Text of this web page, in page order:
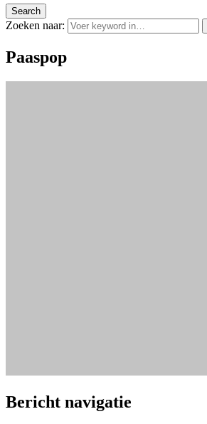
Search
Zoeken naar:
Paaspop
Bericht navigatie